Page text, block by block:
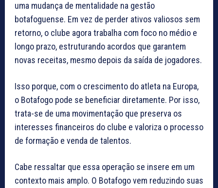
uma mudança de mentalidade na gestão
botafoguense. Em vez de perder ativos valiosos sem
retorno, o clube agora trabalha com foco no médio e
longo prazo, estruturando acordos que garantem
novas receitas, mesmo depois da saída de jogadores.
Isso porque, com o crescimento do atleta na Europa,
o Botafogo pode se beneficiar diretamente. Por isso,
trata-se de uma movimentação que preserva os
interesses financeiros do clube e valoriza o processo
de formação e venda de talentos.
Cabe ressaltar que essa operação se insere em um
contexto mais amplo. O Botafogo vem reduzindo suas